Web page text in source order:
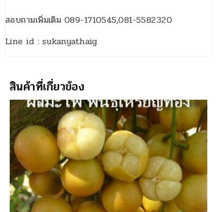
สอบถามเพิ่มเติม 089-1710545,081-5582320
Line id : sukanyathaig
สินค้าที่เกี่ยวข้อง